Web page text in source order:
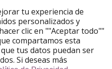
HolidayPirates
WakacyjniPiraci
Ferienpiraten
Urlaubspiraten
tu experiencia de
personalizados y
clic en ""Aceptar todo""
compartamos esta
tus datos puedan ser
Si deseas más